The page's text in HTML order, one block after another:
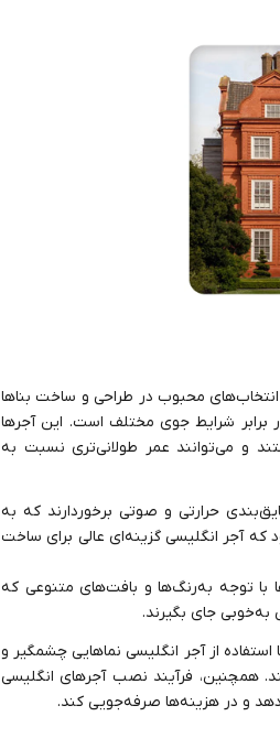
انتخاب‌های محبوب در طراحی و ساخت بناها
برابر شرایط جوی مختلف است. این آجرها
و می‌توانند عمر طولانی‌تری نسبت به
حرارتی و صوتی برخوردارند که به
آجر انگلیسی گزینه‌ای عالی برای ساخت
با توجه به‌رنگ‌ها و بافت‌های متنوعی که
به‌خوبی جای بگیرند.
از آجر انگلیسی نماهایی چشمگیر و
همچنین، فرآیند نصب آجرهای انگلیسی
دهد و در هزینه‌ها صرفه‌جویی کند.